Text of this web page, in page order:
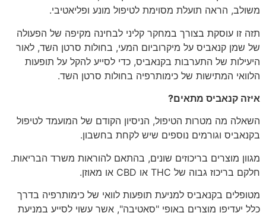
משולב, הראה תועלת מסוימת לטיפול מונע ופליאטיבי.
תזה זו עוסקת בצורך במחקר קליני לבחינה מקיפה של הפעולה
של שמן קנאביס על מיקרוביום המעי, בחולות סרטן השד, לאור
היעילות של התערבות בקנאביס, כדי לסייע להקל על תופעות
הלוואי המתישות של כימותרפיה בחולות סרטן השד.
איזה קנאביס מתאים?
השאלה מה מטרות הטיפול, הניסיון הקודם של המועמד לטיפול
בקנאביס וגורמים נוספים שיש לקחת בחשבון.
מגוון מוצרים בריכוזים שונים, בהתאם להוראות משרד הבריאות.
חלקם בריכוז גבוה של THC או CBD או מאוזן.
מטופלים בקנאביס למניעת תופעות לוואי של כימותרפיה בדרך
כלל יעדיפו מוצרים באופי "סאטיבה", אשר עשוי לסייע במניעת